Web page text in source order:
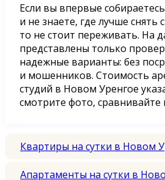
Если вы впервые
и не знаете, где лучше снять
то не стоит переживать. На
представлены только
надежные варианты: без
и мошенников. Стоимость
студий в Новом Уренгое
смотрите фото,
Квартиры на сутки в Новом
Апартаменты на сутки в